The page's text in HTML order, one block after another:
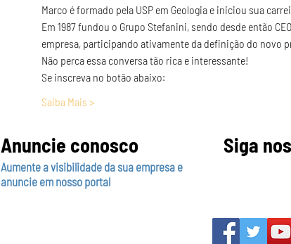
Marco é formado pela USP em Geologia e iniciou sua
Em 1987 fundou o Grupo Stefanini, sendo desde então
empresa, participando ativamente da definição do novo
Não perca essa conversa tão rica e interessante!
Se inscreva no botão abaixo:
Saiba Mais >
Anuncie conosco Siga
Aumente a visibilidade da sua empresa e
anuncie em nosso portal